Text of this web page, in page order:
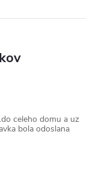
celeho domu a uz
bola odoslana